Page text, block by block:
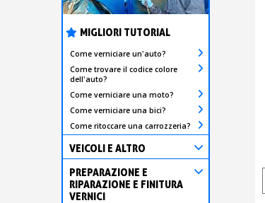
MIGLIORI TUTORIAL
Come verniciare un'auto?
Come trovare il codice colore
dell'auto?
Come verniciare una moto?
Come verniciare una bici?
Come ritoccare una carrozzeria?
VEICOLI E ALTRO
PREPARAZIONE E
RIPARAZIONE E FINITURA
VERNICI